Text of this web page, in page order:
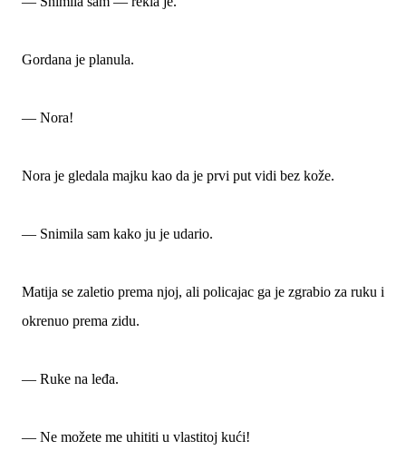
Gordana je planula.
— Nora!
Nora je gledala majku kao da je prvi put vidi bez kože.
— Snimila sam kako ju je udario.
Matija se zaletio prema njoj, ali policajac ga je zgrabio za ruku i
okrenuo prema zidu.
— Ruke na leđa.
— Ne možete me uhititi u vlastitoj kući!